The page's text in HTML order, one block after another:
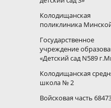
Колодищанская
поликлиника
Государственное
учреждение
«Детский сад N589
Колодищанская
школа № 2
Войсковая часть